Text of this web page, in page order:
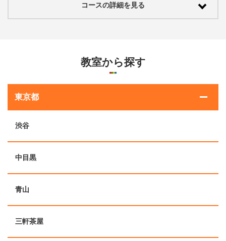
コースの詳細を見る
教室から探す
東京都
渋谷
中目黒
青山
三軒茶屋